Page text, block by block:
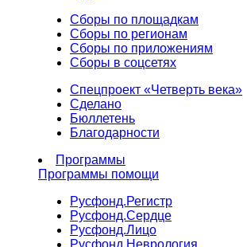
Сборы по площадкам
Сборы по регионам
Сборы по приложениям
Сборы в соцсетях
Спецпроект «Четверть века»
Сделано
Бюллетень
Благодарности
Программы
Программы помощи
Русфонд.Регистр
Русфонд.Сердце
Русфонд.Лицо
Русфонд.Неврология